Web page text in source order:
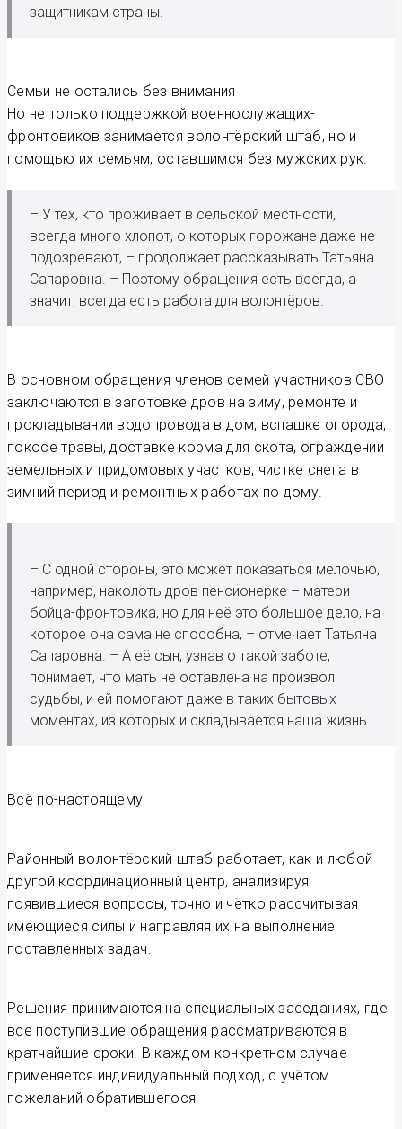
защитникам страны.
Семьи не остались без внимания
Но не только поддержкой военнослужащих-
фронтовиков занимается волонтёрский штаб, но и
помощью их семьям, оставшимся без мужских рук.
– У тех, кто проживает в сельской местности,
всегда много хлопот, о которых горожане даже не
подозревают, – продолжает рассказывать Татьяна
Сапаровна. – Поэтому обращения есть всегда, а
значит, всегда есть работа для волонтёров.
В основном обращения членов семей участников СВО
заключаются в заготовке дров на зиму, ремонте и
прокладывании водопровода в дом, вспашке огорода,
покосе травы, доставке корма для скота, ограждении
земельных и придомовых участков, чистке снега в
зимний период и ремонтных работах по дому.
– С одной стороны, это может показаться мелочью,
например, наколоть дров пенсионерке – матери
бойца-фронтовика, но для неё это большое дело, на
которое она сама не способна, – отмечает Татьяна
Сапаровна. – А её сын, узнав о такой заботе,
понимает, что мать не оставлена на произвол
судьбы, и ей помогают даже в таких бытовых
моментах, из которых и складывается наша жизнь.
Всё по-настоящему
Районный волонтёрский штаб работает, как и любой
другой координационный центр, анализируя
появившиеся вопросы, точно и чётко рассчитывая
имеющиеся силы и направляя их на выполнение
поставленных задач.
Решения принимаются на специальных заседаниях, где
все поступившие обращения рассматриваются в
кратчайшие сроки. В каждом конкретном случае
применяется индивидуальный подход, с учётом
пожеланий обратившегося.